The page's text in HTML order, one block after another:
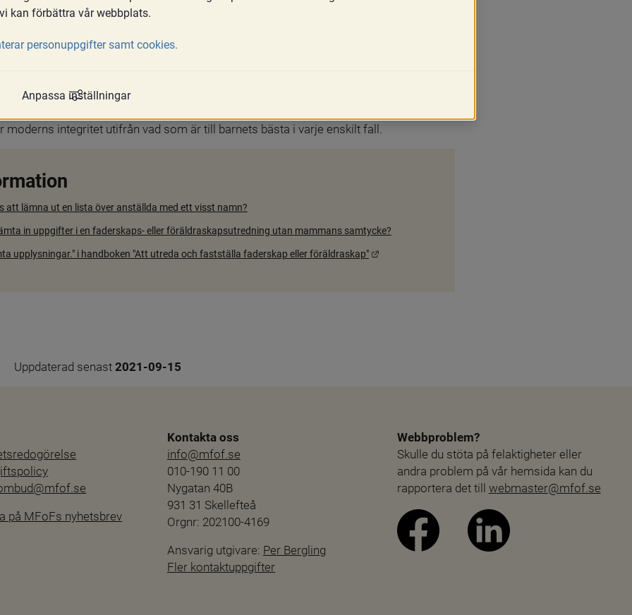
att ta en sådan kontakt trots att modern motsätter sig det. Då sker det med stöd av 10
Socialnämnden måste noggrant väga barnets rätt att känna till sitt
moderns integritet utifrån vad som är till barnets bästa i varje enskilt fall.
att lämna ut en lista över anställda med ett visst namn?
in uppgifter i en faderskaps- eller föräldraskapsutredning utan mammans samtycke?
upplysningar." i handboken "Att utreda och fastställa faderskap eller föräldraskap"
Uppdaterad senast 2021-09-15
på MFoFs nyhetsbrev
Kontakta oss
info@mfof.se
010-190 11 00
Nygatan 40B
931 31 Skellefteå
Orgnr: 202100-4169
Ansvarig utgivare: Per Bergling
Fler kontaktuppgifter
Webbproblem?
Skulle du stöta på felaktigheter eller
andra problem på vår hemsida kan du
rapportera det till webmaster@mfof.se
kan förbättra vår webbplats.
personuppgifter samt cookies.
Anpassa inställningar